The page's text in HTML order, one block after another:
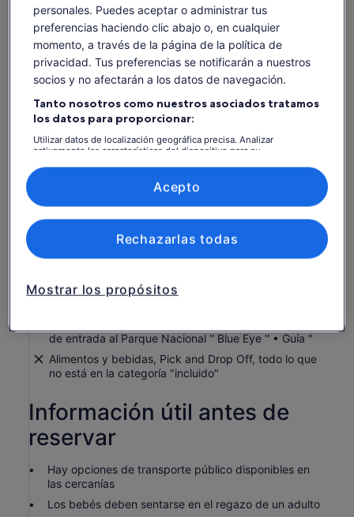
Fechas
vie, 7 ago - vie, 21 ago
Número de personas
1 adulto
vie., 7 ago. sáb., 8 ago.
-
dom., 9 ago.
70 € 70 €
Ver entradas
Es posible que el contenido de esta página se haya
traducido automáticamente.
Opinar sobre esta traducciónSe
en
una
Qué incluye y qué no
Atención: para realizar este recorrido se requiere un
de entrada al Parque Nacional '' Blue Eye '' • Guía "
Alimentos y bebidas, Pick and Drop Off, todo lo que
no está en la categoría "incluido"
Información útil antes de
reservar
Hay opciones de transporte público disponibles en
las cercanías
Los bebés deben sentarse en el regazo de un adulto
personales. Puedes aceptar o administrar tus
preferencias haciendo clic abajo o, en cualquier
momento, a través de la página de la política de
privacidad. Tus preferencias se notificarán a nuestros
socios y no afectarán a los datos de navegación.
Tanto nosotros como nuestros asociados tratamos
los datos para proporcionar:
Utilizar datos de localización geográfica precisa. Analizar
activamente las características del dispositivo para su
acceder a ella. Publicidad y contenido personalizados, medición de
publicidad y contenido, investigación de audiencia y desarrollo de
Lista de asociados (proveedores)
Mostrar los propósitos
Rechazarlas todas
Acepto